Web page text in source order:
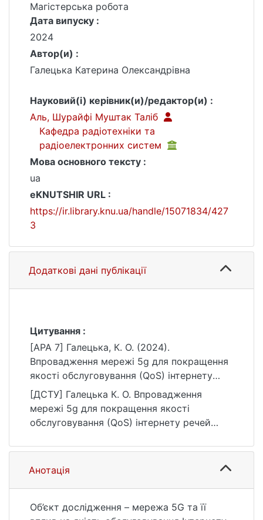
Магістерська робота
Дата випуску :
2024
Автор(и) :
Галецька Катерина Олександрівна
Науковий(і) керівник(и)/редактор(и) :
Аль, Шурайфі Муштак Таліб
Кафедра радіотехніки та
радіоелектронних систем
Мова основного тексту :
ua
eKNUTSHIR URL :
https://ir.library.knu.ua/handle/15071834/427
3
Додаткові дані публікації
Цитування :
[APA 7] Галецька, К. О. (2024).
Впровадження мережі 5g для покращення
якості обслуговування (QoS) інтернету
речей (IoT) [Магістерська робота,
Київський національний університет імені
Тараса Шевченка]. eKNUTSHIR.
https://ir.library.knu.ua/handle/15071834/427
3
[ДСТУ] Галецька К. О. Впровадження
мережі 5g для покращення якості
обслуговування (QoS) інтернету речей
Електроніка, автоматизація та електронні
комунікації / наук. кер. Ш. М. Аль. Київ,
2024. 41 с. URL:
3 (дата звернення: 25.07.2026).
Анотація
Об’єкт дослідження – мережа 5G та її